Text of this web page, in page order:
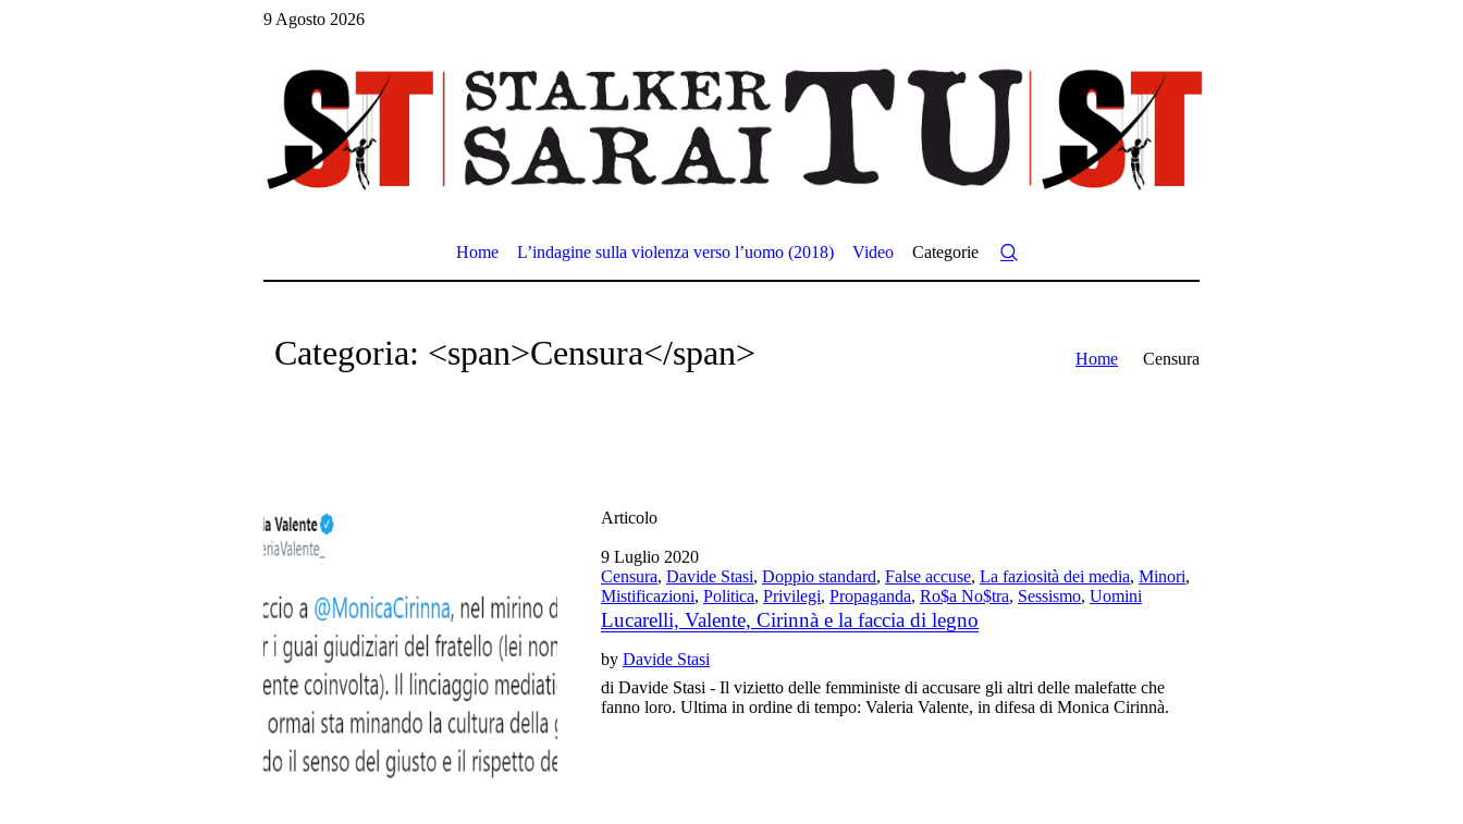
9 Agosto 2026
Home L’indagine sulla violenza verso l’uomo (2018) Video Categorie
Categoria: <span>Censura</span> Home Censura
Articolo
9 Luglio 2020
Censura,Davide Stasi,Doppio standard,False accuse,La faziosità dei media,Minori,
Mistificazioni,Politica,Privilegi,Propaganda,Ro$a No$tra, Sessismo,Uomini
Lucarelli, Valente, Cirinnà e la faccia di legno
byDavide Stasi
di Davide Stasi - Il vizietto delle femministe di accusare gli altri delle malefatte che
fanno loro. Ultima in ordine di tempo: Valeria Valente, in difesa di Monica Cirinnà.